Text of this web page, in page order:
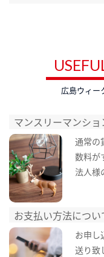
広島ウィー
マンスリーマンショ
通常の
数料が
法人様
お支払い方法につい
お申し
送り致